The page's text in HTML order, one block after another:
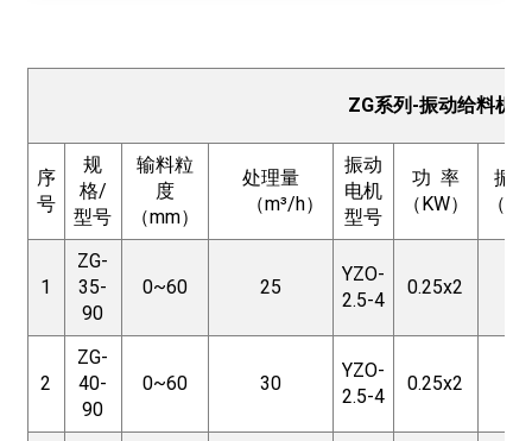
ZG系列-振动给料机
序
号
规
格/
型号
输料粒
度
（mm）
处理量
（m³/h）
振动
电机
型号
功 率
（KW）
振
（
1
ZG-
35-
90
0~60 25
YZO-
2.5-4
0.25x2
2
ZG-
40-
90
0~60 30
YZO-
2.5-4
0.25x2